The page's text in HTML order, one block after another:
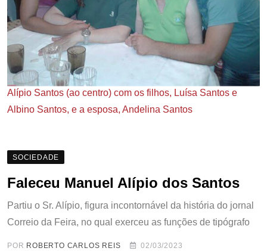
Alípio Santos (ao centro) com os filhos, Luísa Santos e
Albino Santos, e a esposa, Andelina Santos
SOCIEDADE
Faleceu Manuel Alípio dos Santos
Partiu o Sr. Alípio, figura incontornável da história do jornal
Correio da Feira, no qual exerceu as funções de tipógrafo
POR ROBERTO CARLOS REIS 02/03/2023